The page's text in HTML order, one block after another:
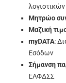
Μητρώο
Μαζική
myDATA:
Εσόδων
Σήμανση
ΕΑΦΔΣΣ